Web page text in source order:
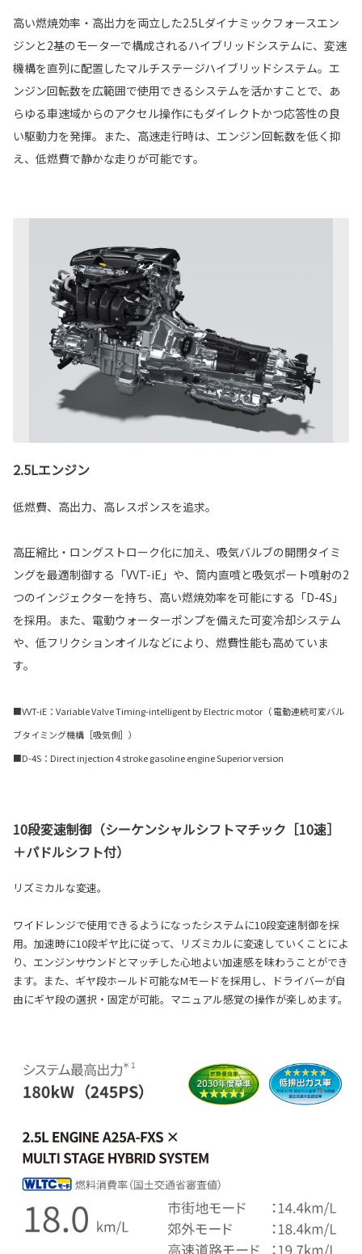
高い燃焼効率・高出力を両立した2.5Lダイナミックフォースエン
ジンと2基のモーターで構成されるハイブリッドシステムに、変速
機構を直列に配置したマルチステージハイブリッドシステム。エ
ンジン回転数を広範囲で使用できるシステムを活かすことで、あ
らゆる車速域からのアクセル操作にもダイレクトかつ応答性の良
い駆動力を発揮。また、高速走行時は、エンジン回転数を低く抑
え、低燃費で静かな走りが可能です。
2.5Lエンジン
低燃費、高出力、高レスポンスを追求。
高圧縮比・ロングストローク化に加え、吸気バルブの開閉タイミ
ングを最適制御する「VVT-iE」や、筒内直噴と吸気ポート噴射の2
つのインジェクターを持ち、高い燃焼効率を可能にする「D-4S」
を採用。また、電動ウォーターポンプを備えた可変冷却システム
や、低フリクションオイルなどにより、燃費性能も高めていま
す。
■VVT-iE：Variable Valve Timing-intelligent by Electric motor（ 電動連続可変バル
ブタイミング機構［吸気側］）
■D-4S：Direct injection 4 stroke gasoline engine Superior version
10段変速制御（シーケンシャルシフトマチック［10速］
＋パドルシフト付）
リズミカルな変速。
ワイドレンジで使用できるようになったシステムに10段変速制御を採
用。加速時に10段ギヤ比に従って、リズミカルに変速していくことによ
り、エンジンサウンドとマッチした心地よい加速感を味わうことができ
ます。また、ギヤ段ホールド可能なMモードを採用し、ドライバーが自
由にギヤ段の選択・固定が可能。マニュアル感覚の操作が楽しめます。